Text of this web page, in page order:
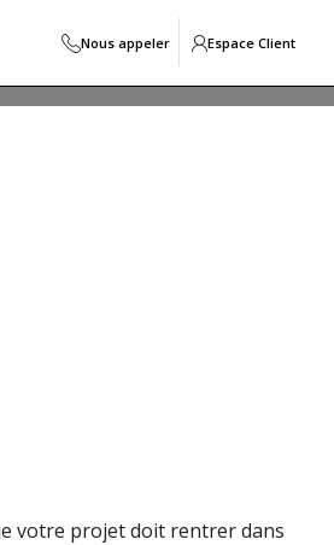
Nous appeler Espace Client
votre projet doit rentrer dans